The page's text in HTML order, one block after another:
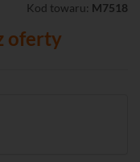
Kod towaru: M7518
oferty